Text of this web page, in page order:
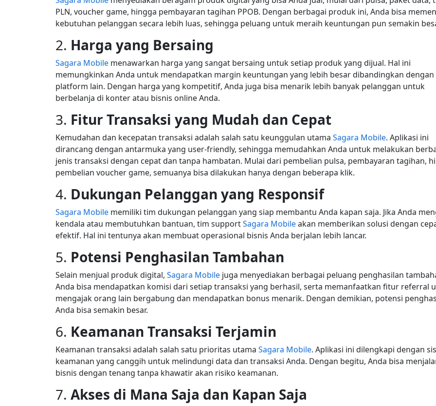
PLN, voucher game, hingga pembayaran tagihan PPOB. Dengan berbagai produk ini, Anda bisa
kebutuhan pelanggan secara lebih luas, sehingga peluang untuk meraih keuntungan pun semakin
2. Harga yang Bersaing
Sagara Mobile menawarkan harga yang sangat bersaing untuk setiap produk yang dijual. Hal ini
memungkinkan Anda untuk mendapatkan margin keuntungan yang lebih besar dibandingkan dengan
platform lain. Dengan harga yang kompetitif, Anda juga bisa menarik lebih banyak pelanggan untuk
berbelanja di konter atau bisnis online Anda.
3. Fitur Transaksi yang Mudah dan Cepat
Kemudahan dan kecepatan transaksi adalah salah satu keunggulan utama Sagara Mobile. Aplikasi ini
dirancang dengan antarmuka yang user-friendly, sehingga memudahkan Anda untuk melakukan
jenis transaksi dengan cepat dan tanpa hambatan. Mulai dari pembelian pulsa, pembayaran tagihan,
pembelian voucher game, semuanya bisa dilakukan hanya dengan beberapa klik.
4. Dukungan Pelanggan yang Responsif
Sagara Mobile memiliki tim dukungan pelanggan yang siap membantu Anda kapan saja. Jika Anda
kendala atau membutuhkan bantuan, tim supportSagara Mobileakan memberikan solusi dengan
efektif. Hal ini tentunya akan membuat operasional bisnis Anda berjalan lebih lancar.
5. Potensi Penghasilan Tambahan
Selain menjual produk digital, Sagara Mobile juga menyediakan berbagai peluang penghasilan
Anda bisa mendapatkan komisi dari setiap transaksi yang berhasil, serta memanfaatkan fitur referral
mengajak orang lain bergabung dan mendapatkan bonus menarik. Dengan demikian, potensi
Anda bisa semakin besar.
6. Keamanan Transaksi Terjamin
Keamanan transaksi adalah salah satu prioritas utama Sagara Mobile. Aplikasi ini dilengkapi dengan
keamanan yang canggih untuk melindungi data dan transaksi Anda. Dengan begitu, Anda bisa
bisnis dengan tenang tanpa khawatir akan risiko keamanan.
7. Akses di Mana Saja dan Kapan Saja